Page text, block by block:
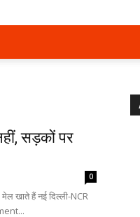
सड़कों पर
0
खाते हैं नई दिल्ली-NCR